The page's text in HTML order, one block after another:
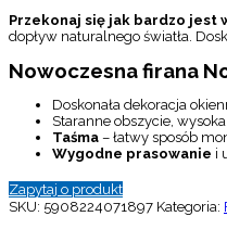
Przekonaj się jak bardzo jest
dopływ naturalnego światła.
Nowoczesna firana
Doskonała dekoracja
Staranne obszycie,
Taśma – łatwy sposób
Wygodne prasowanie i
Zapytaj o produkt
SKU: 5908224071897 Kategoria: